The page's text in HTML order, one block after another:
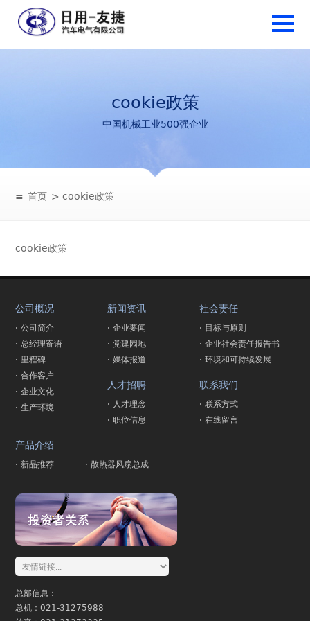
cookie政策
中国机械工业500强企业
≡ 首页 > cookie政策
cookie政策
公司概况
· 公司简介
· 总经理寄语
· 里程碑
· 合作客户
· 企业文化
· 生产环境
新闻资讯
· 企业要闻
· 党建园地
· 媒体报道
社会责任
· 目标与原则
· 企业社会责任报告书
· 环境和可持续发展
人才招聘
· 人才理念
· 职位信息
联系我们
· 联系方式
· 在线留言
产品介绍
· 新品推荐 · 散热器风扇总成
总部信息：
总机：021-31275988